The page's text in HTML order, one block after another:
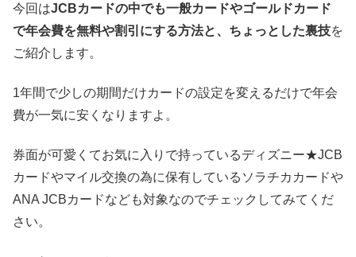
今回はJCBカードの中でも一般カードやゴールドカード
で年会費を無料や割引にする方法と、ちょっとした裏技を
ご紹介します。
1年間で少しの期間だけカードの設定を変えるだけで年会
費が一気に安くなりますよ。
券面が可愛くてお気に入りで持っているディズニー★JCB
カードやマイル交換の為に保有しているソラチカカードや
ANA JCBカードなども対象なのでチェックしてみてくだ
さい。